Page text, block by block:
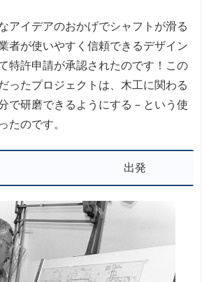
アイデアのおかげでシャフトが滑る
者が使いやすく信頼できるデザイン
特許申請が承認されたのです！この
ったプロジェクトは、木工に関わる
で研磨できるようにする－という使
たのです。
発